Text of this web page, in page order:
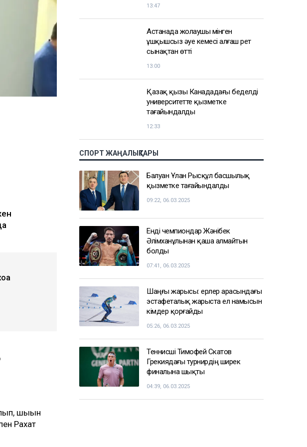
Алматыда «балаларды
пышақтаймын» деп қорқытқан ер
адам ұсталды
14:26
Қазақстандағы ірі
компаниялардың бірінің
акционерлері тағы да өзгеруі
мүмкін
13:47
Астанада жолаушы мінген
ұшқышсыз әуе кемесі алғаш рет
13:00
университетте қызметке
тағайындалды
12:33
Балуан Ұлан Рысқұл басшылық
қызметке тағайындалды
Енді чемпиондар Жәнібек
Әлімханұлынан қаша алмайтын
болды
07:41, 06.03.2025